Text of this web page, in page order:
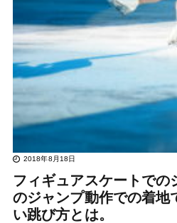
2018年8月18日
フィギュアスケートでの
のジャンプ動作での着地
い跳び方とは。